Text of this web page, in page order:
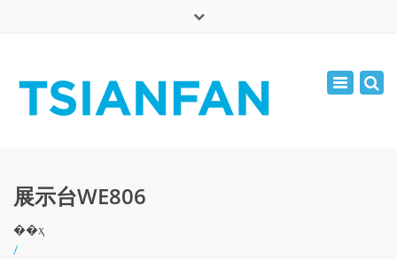
周一 - 周六: 7:00 - 17:00
Toggle
展示台WE806
��ҳ
/